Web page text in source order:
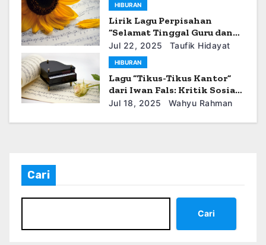
HIBURAN
Lirik Lagu Perpisahan
“Selamat Tinggal Guru dan
Kawanku”
Jul 22, 2025 Taufik Hidayat
HIBURAN
Lagu “Tikus-Tikus Kantor”
dari Iwan Fals: Kritik Sosial
tentang Korupsi
Jul 18, 2025 Wahyu Rahman
Cari
Cari